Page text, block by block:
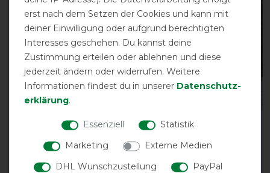
Bucas Internal Surcingle
Bauchgurte
vorher 23,50 €
Waldhausen
Kreuzgurten
vorher 79,95 €
erst nach dem Setzen der Cookies und kann mit
deiner Einwilligung oder aufgrund berechtigten
Interesses geschehen. Du kannst deine
Zustimmung erteilen oder ablehnen und diese
jederzeit ändern oder widerrufen. Weitere
Informationen findest du in unserer Daten­schutz­
erklärung.
Essenziell
Statistik
Marketing
Externe Medien
DHL Wunschzustellung
PayPal